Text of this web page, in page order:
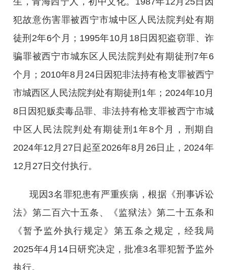
犯故意伤害罪被西宁市城中区人民法院判处有期
徒刑2年6个月；1995年10月18日因犯盗窃罪、诈
骗罪被西宁市城东区人民法院判处有期徒刑7年6
个月；2010年8月24日因犯非法持有枪支罪被西宁
市城西区人民法院判处有期徒刑1年；2024年10月
8日因犯贩卖毒品罪、非法持有枪支罪被西宁市城
中区人民法院判处有期徒刑1年8个月，刑期自
2024年12月27日起至2026年8月26日止，2024年
12月27日交付执行。
现因3名罪犯患有严重疾病，根据《刑事诉讼
法》第二百六十五条、《监狱法》第二十五条和
《暂予监外执行规定》第五条之规定，经我局
2025年4月14日研究决定，批准3名罪犯暂予监外
执行。